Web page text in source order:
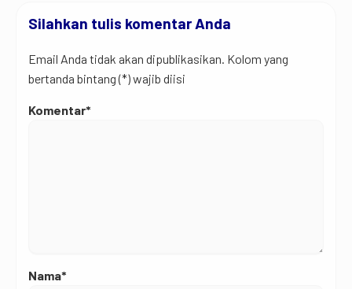
Silahkan tulis komentar Anda
Email Anda tidak akan dipublikasikan. Kolom yang
bertanda bintang (*) wajib diisi
Komentar*
Nama*